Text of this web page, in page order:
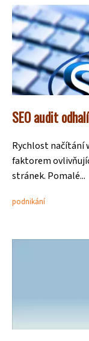
SEO audit
Rychlost načítání
faktorem
stránek. Pomalé...
podnikání